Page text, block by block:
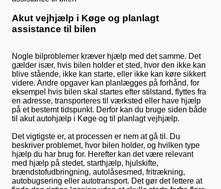
Akut vejhjælp i Køge og planlagt
assistance til bilen
Nogle bilproblemer kræver hjælp med det samme. Det
gælder især, hvis bilen holder et sted, hvor den ikke kan
blive stående, ikke kan starte, eller ikke kan køre sikkert
videre. Andre opgaver kan planlægges på forhånd, for
eksempel hvis bilen skal startes efter stilstand, flyttes fra
en adresse, transporteres til værksted eller have hjælp
på et bestemt tidspunkt. Derfor kan du bruge siden både
til akut autohjælp i Køge og til planlagt vejhjælp.
Det vigtigste er, at processen er nem at gå til. Du
beskriver problemet, hvor bilen holder, og hvilken type
hjælp du har brug for. Herefter kan det være relevant
med hjælp på stedet, starthjælp, hjulskifte,
brændstofudbringning, autolåsesmed, fritrækning,
autobugsering eller autotransport. Det gør det lettere at